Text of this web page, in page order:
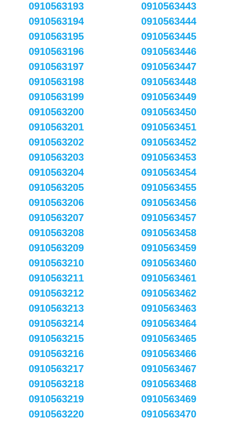
0910563193
0910563194
0910563195
0910563196
0910563197
0910563198
0910563199
0910563200
0910563201
0910563202
0910563203
0910563204
0910563205
0910563206
0910563207
0910563208
0910563209
0910563210
0910563211
0910563212
0910563213
0910563214
0910563215
0910563216
0910563217
0910563218
0910563219
0910563220
0910563443
0910563444
0910563445
0910563446
0910563447
0910563448
0910563449
0910563450
0910563451
0910563452
0910563453
0910563454
0910563455
0910563456
0910563457
0910563458
0910563459
0910563460
0910563461
0910563462
0910563463
0910563464
0910563465
0910563466
0910563467
0910563468
0910563469
0910563470